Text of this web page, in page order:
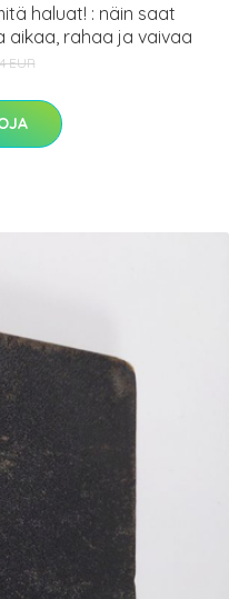
haluat! : näin saat
aikaa, rahaa ja vaivaa
EUR